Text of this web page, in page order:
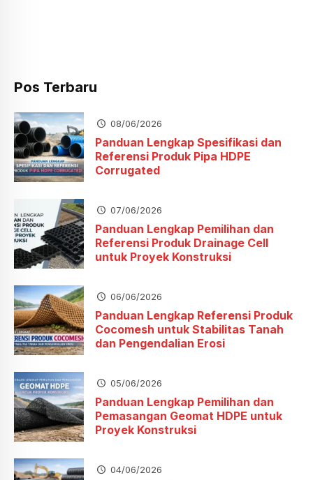
Pos Terbaru
08/06/2026
Panduan Lengkap Spesifikasi dan
Referensi Produk Pipa HDPE
Corrugated
07/06/2026
Panduan Lengkap Pemilihan dan
Referensi Produk Drainage Cell
untuk Proyek Konstruksi
06/06/2026
Panduan Lengkap Referensi Produk
Cocomesh untuk Stabilitas Tanah
dan Pengendalian Erosi
05/06/2026
Panduan Lengkap Pemilihan dan
Pemasangan Geomat HDPE untuk
Proyek Konstruksi
04/06/2026